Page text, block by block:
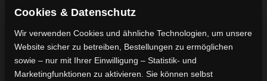
FAQ's
Kontaktdaten
Vertreten durch:
Cookies & Datenschutz
Wir verwenden Cookies und ähnliche Technologien, um unsere
Website sicher zu betreiben, Bestellungen zu ermöglichen
sowie – nur mit Ihrer Einwilligung – Statistik- und
Marketingfunktionen zu aktivieren. Sie können selbst